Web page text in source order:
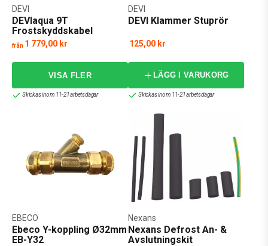
DEVI
DEVIaqua 9T
Frostskyddskabel
från 1 779,00 kr
Skickas inom 11-21 arbetsdagar
DEVI
DEVI Klammer Stuprör
125,00 kr
LÄGG I VARUKORG
Skickas inom 11-21 arbetsdagar
EBECO
Ebeco Y-koppling Ø32mm
EB-Y32
Nexans
Nexans Defrost An- &
Avslutningskit